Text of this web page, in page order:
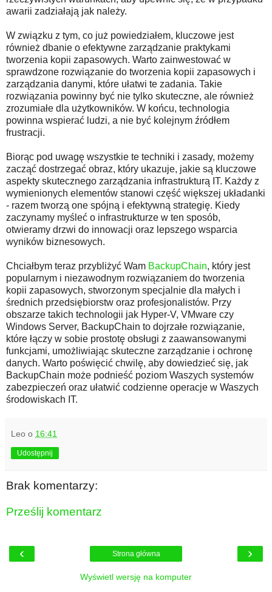
awarii zadziałają jak należy.
W związku z tym, co już powiedziałem, kluczowe jest
również dbanie o efektywne zarządzanie praktykami
tworzenia kopii zapasowych. Warto zainwestować w
sprawdzone rozwiązanie do tworzenia kopii zapasowych i
zarządzania danymi, które ułatwi te zadania. Takie
rozwiązania powinny być nie tylko skuteczne, ale również
zrozumiałe dla użytkowników. W końcu, technologia
powinna wspierać ludzi, a nie być kolejnym źródłem
frustracji.
Biorąc pod uwagę wszystkie te techniki i zasady, możemy
zacząć dostrzegać obraz, który ukazuje, jakie są kluczowe
aspekty skutecznego zarządzania infrastrukturą IT. Każdy z
wymienionych elementów stanowi część większej układanki
- razem tworzą one spójną i efektywną strategię. Kiedy
zaczynamy myśleć o infrastrukturze w ten sposób,
otwieramy drzwi do innowacji oraz lepszego wsparcia
wyników biznesowych.
Chciałbym teraz przybliżyć Wam BackupChain, który jest
popularnym i niezawodnym rozwiązaniem do tworzenia
kopii zapasowych, stworzonym specjalnie dla małych i
średnich przedsiębiorstw oraz profesjonalistów. Przy
obszarze takich technologii jak Hyper-V, VMware czy
Windows Server, BackupChain to dojrzałe rozwiązanie,
które łączy w sobie prostotę obsługi z zaawansowanymi
funkcjami, umożliwiając skuteczne zarządzanie i ochronę
danych. Warto poświęcić chwilę, aby dowiedzieć się, jak
BackupChain może podnieść poziom Waszych systemów
zabezpieczeń oraz ułatwić codzienne operacje w Waszych
środowiskach IT.
Leo o 16:41
Udostępnij
Brak komentarzy:
Prześlij komentarz
‹ ›
Strona główna
Wyświetl wersję na komputer